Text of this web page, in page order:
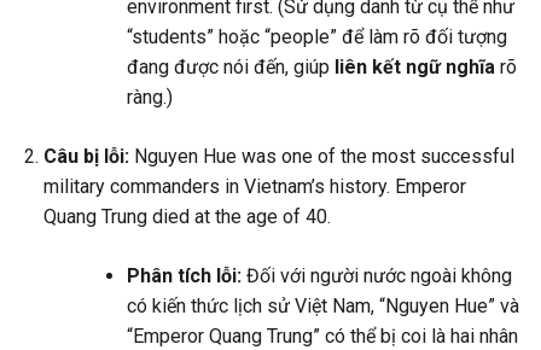
environment first. (Sử dụng danh từ cụ thể như
“students” hoặc “people” để làm rõ đối tượng
đang được nói đến, giúp liên kết ngữ nghĩarõ
ràng.)
Câu bị lỗi:Nguyen Hue was one of the most successful
military commanders in Vietnam’s history. Emperor
Quang Trung died at the age of 40.
Phân tích lỗi:Đối với người nước ngoài không
có kiến thức lịch sử Việt Nam, “Nguyen Hue” và
“Emperor Quang Trung” có thể bị coi là hai nhân